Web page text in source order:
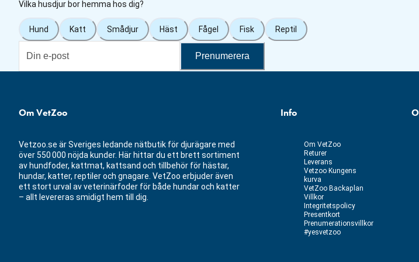
Vilka husdjur bor hemma hos dig?
Hund Katt Smådjur Häst Fågel Fisk Reptil
Prenumerera
Om VetZoo
Vetzoo.se är Sveriges ledande nätbutik för djurägare med
över 550 000 nöjda kunder. Här hittar du ett brett sortiment
av hundfoder, kattmat, kattsand och tillbehör för hästar,
hundar, katter, reptiler och gnagare. VetZoo erbjuder även
ett stort urval av veterinärfoder för både hundar och katter
– allt levereras smidigt hem till dig.
Info
Om VetZoo
Returer
Leverans
Vetzoo Kungens
kurva
VetZoo Backaplan
Villkor
Integritetspolicy
Presentkort
Prenumerationsvillkor
#yesvetzoo